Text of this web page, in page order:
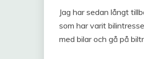
Jag har sedan långt
som har varit
med bilar och gå på